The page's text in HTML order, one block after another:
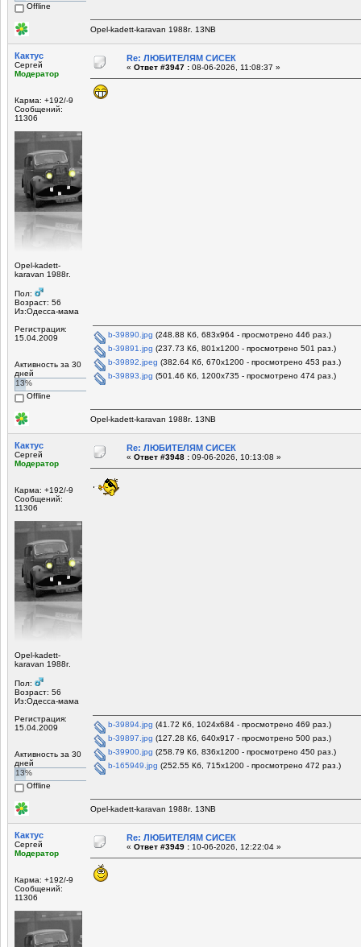
Offline
Opel-kadett-karavan 1988г. 13NB
Кактус
Сергей
Модератор
Карма: +192/-9
Сообщений:
11306
Opel-kadett-
karavan 1988г.
Пол:
Возраст: 56
Из:Одесса-мама
Регистрация:
15.04.2009
Активность за 30
дней
13%
Offline
Re: ЛЮБИТЕЛЯМ СИСЕК
« Ответ #3947 : 08-06-2026, 11:08:37 »
b-39890.jpg (248.88 Кб, 683x964 - просмотрено 446 раз.)
b-39891.jpg (237.73 Кб, 801x1200 - просмотрено 501 раз.)
b-39892.jpeg (382.64 Кб, 670x1200 - просмотрено 453 раз.)
b-39893.jpg (501.46 Кб, 1200x735 - просмотрено 474 раз.)
Opel-kadett-karavan 1988г. 13NB
Кактус
Сергей
Модератор
Карма: +192/-9
Сообщений:
11306
Opel-kadett-
karavan 1988г.
Пол:
Возраст: 56
Из:Одесса-мама
Регистрация:
15.04.2009
Активность за 30
дней
13%
Offline
Re: ЛЮБИТЕЛЯМ СИСЕК
« Ответ #3948 : 09-06-2026, 10:13:08 »
b-39894.jpg (41.72 Кб, 1024x684 - просмотрено 469 раз.)
b-39897.jpg (127.28 Кб, 640x917 - просмотрено 500 раз.)
b-39900.jpg (258.79 Кб, 836x1200 - просмотрено 450 раз.)
b-165949.jpg (252.55 Кб, 715x1200 - просмотрено 472 раз.)
Opel-kadett-karavan 1988г. 13NB
Кактус
Сергей
Модератор
Карма: +192/-9
Сообщений:
11306
Re: ЛЮБИТЕЛЯМ СИСЕК
« Ответ #3949 : 10-06-2026, 12:22:04 »